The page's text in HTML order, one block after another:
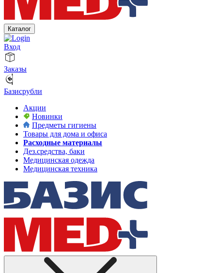
Каталог
Вход
Заказы
Базисрубли
Акции
Новинки
Предметы гигиены
Товары для дома и офиса
Расходные материалы
Дез.средства, баки
Медицинская одежда
Медицинская техника